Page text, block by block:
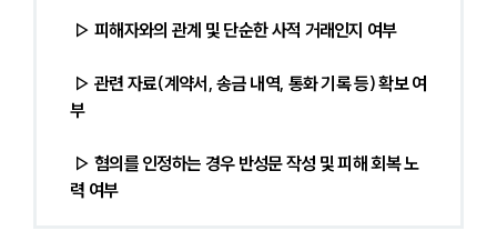
▷ 피해자와의 관계 및 단순한 사적 거래인지 여부
부
력 여부